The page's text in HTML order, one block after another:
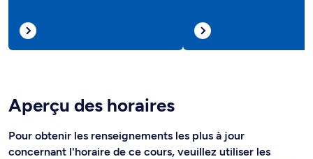
Aperçu des horaires
Pour obtenir les renseignements les plus à jour
concernant l'horaire de ce cours, veuillez utiliser les